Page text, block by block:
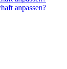
anpassen?